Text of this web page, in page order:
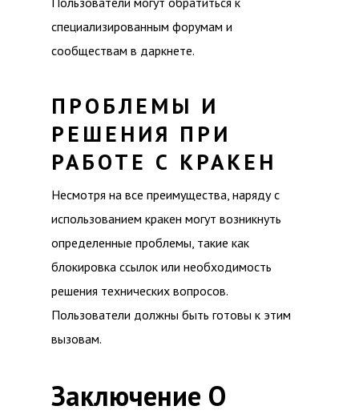
специализированным форумам и
сообществам в даркнете.
ПРОБЛЕМЫ И
РЕШЕНИЯ ПРИ
РАБОТЕ С КРАКЕН
Несмотря на все преимущества, наряду с
использованием кракен могут возникнуть
определенные проблемы, такие как
блокировка ссылок или необходимость
решения технических вопросов.
Пользователи должны быть готовы к этим
вызовам.
Заключение О